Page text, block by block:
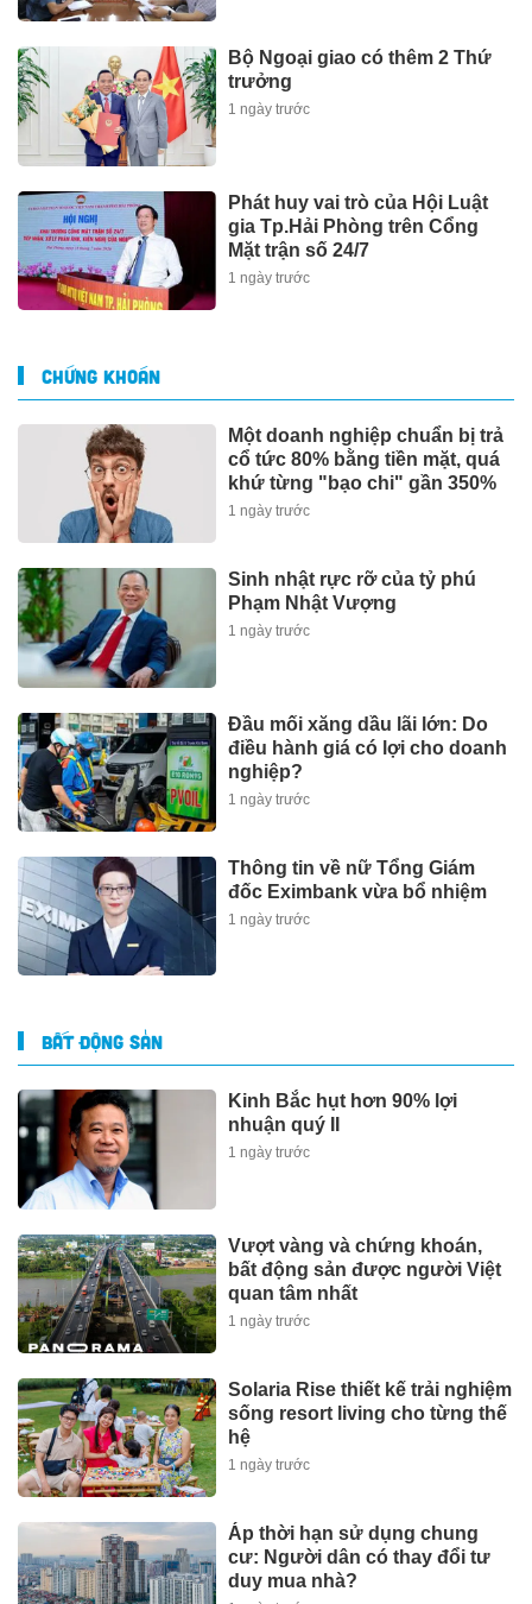
Bộ Ngoại giao có thêm 2 Thứ
trưởng
1 ngày trước
Phát huy vai trò của Hội Luật
gia Tp.Hải Phòng trên Cổng
Mặt trận số 24/7
1 ngày trước
CHỨNG KHOÁN
Một doanh nghiệp chuẩn bị trả
cổ tức 80% bằng tiền mặt, quá
khứ từng "bạo chi" gần 350%
1 ngày trước
Sinh nhật rực rỡ của tỷ phú
Phạm Nhật Vượng
1 ngày trước
Đầu mối xăng dầu lãi lớn: Do
điều hành giá có lợi cho doanh
nghiệp?
1 ngày trước
Thông tin về nữ Tổng Giám
đốc Eximbank vừa bổ nhiệm
1 ngày trước
BẤT ĐỘNG SẢN
Kinh Bắc hụt hơn 90% lợi
nhuận quý II
1 ngày trước
Vượt vàng và chứng khoán,
bất động sản được người Việt
quan tâm nhất
1 ngày trước
Solaria Rise thiết kế trải nghiệm
sống resort living cho từng thế
hệ
1 ngày trước
Áp thời hạn sử dụng chung
cư: Người dân có thay đổi tư
duy mua nhà?